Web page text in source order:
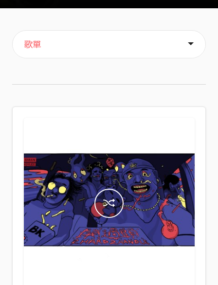
主頁
音樂
歌單
喜歡
關於